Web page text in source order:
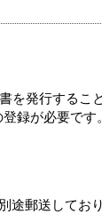
を発行するこ
録が必要です。
途郵送しており